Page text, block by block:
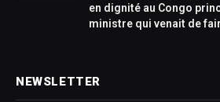
en dignité au Congo
ministre qui venait de
NEWSLETTER